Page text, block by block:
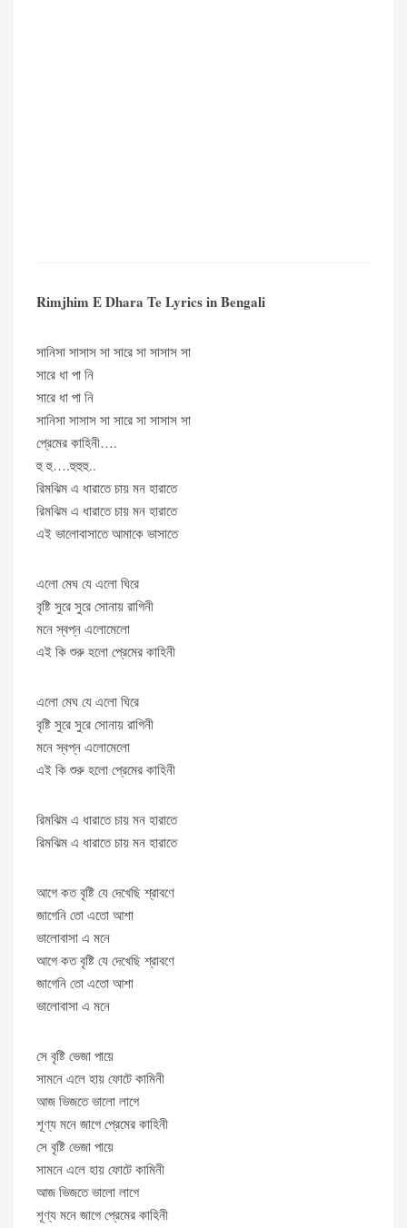
Rimjhim E Dhara Te Lyrics in Bengali
সানিসা সাসাস সা সারে সা সাসাস সা
সারে ধা পা নি
সারে ধা পা নি
সানিসা সাসাস সা সারে সা সাসাস সা
প্রেমের কাহিনী….
হু হু….হুহুহু..
রিমঝিম এ ধারাতে চায় মন হারাতে
রিমঝিম এ ধারাতে চায় মন হারাতে
এই ভালোবাসাতে আমাকে ভাসাতে
এলো মেঘ যে এলো ঘিরে
বৃষ্টি সুরে সুরে সোনায় রাগিনী
মনে স্বপ্ন এলোমেলো
এই কি শুরু হলো প্রেমের কাহিনী
এলো মেঘ যে এলো ঘিরে
বৃষ্টি সুরে সুরে সোনায় রাগিনী
মনে স্বপ্ন এলোমেলো
এই কি শুরু হলো প্রেমের কাহিনী
রিমঝিম এ ধারাতে চায় মন হারাতে
রিমঝিম এ ধারাতে চায় মন হারাতে
আগে কত বৃষ্টি যে দেখেছি শ্রাবণে
জাগেনি তো এতো আশা
ভালোবাসা এ মনে
আগে কত বৃষ্টি যে দেখেছি শ্রাবণে
জাগেনি তো এতো আশা
ভালোবাসা এ মনে
সে বৃষ্টি ভেজা পায়ে
সামনে এলে হায় ফোটে কামিনী
আজ ভিজতে ভালো লাগে
শূণ্য মনে জাগে প্রেমের কাহিনী
সে বৃষ্টি ভেজা পায়ে
সামনে এলে হায় ফোটে কামিনী
আজ ভিজতে ভালো লাগে
শূণ্য মনে জাগে প্রেমের কাহিনী